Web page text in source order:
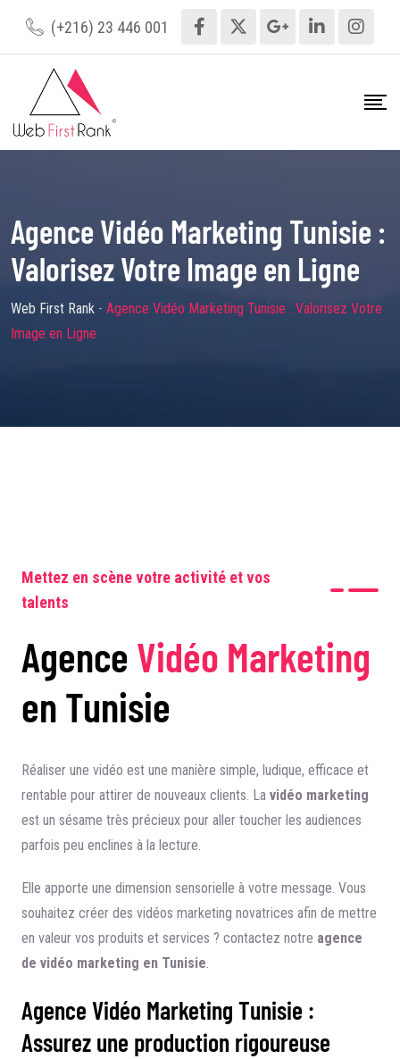
(+216) 23 446 001
Agence Vidéo Marketing Tunisie :
Valorisez Votre Image en Ligne
Web First Rank - Agence Vidéo Marketing Tunisie : Valorisez Votre
Image en Ligne
Mettez en scène votre activité et vos
talents
Agence Vidéo Marketing
en Tunisie
Réaliser une vidéo est une manière simple, ludique, efficace et
rentable pour attirer de nouveaux clients. La vidéo marketing
est un sésame très précieux pour aller toucher les audiences
parfois peu enclines à la lecture.
Elle apporte une dimension sensorielle à votre message. Vous
souhaitez créer des vidéos marketing novatrices afin de mettre
en valeur vos produits et services ? contactez notre agence
de vidéo marketing en Tunisie.
Agence Vidéo Marketing Tunisie :
Assurez une production rigoureuse